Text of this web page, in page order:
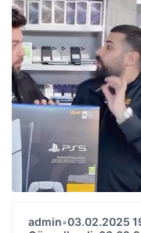
admin•03.02.2025